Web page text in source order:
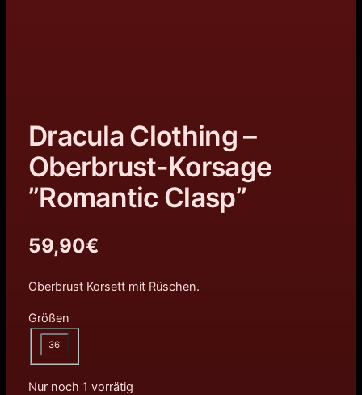
Dracula Clothing –
Oberbrust-Korsage
”Romantic Clasp”
59,90€
Oberbrust Korsett mit Rüschen.
Größen
36
Nur noch 1 vorrätig